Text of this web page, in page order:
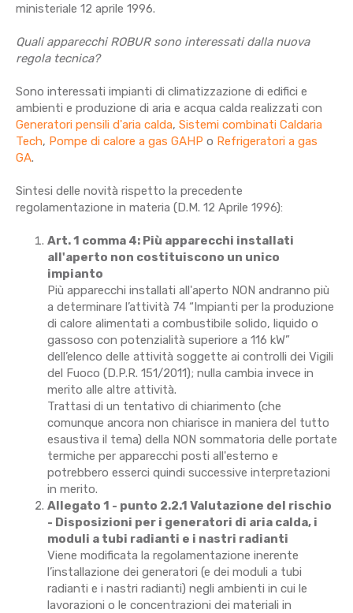
ministeriale 12 aprile 1996.
Quali apparecchi ROBUR sono interessati dalla nuova
regola tecnica?
Sono interessati impianti di climatizzazione di edifici e
ambienti e produzione di aria e acqua calda realizzati con
Generatori pensili d'aria calda, Sistemi combinati Caldaria
Tech, Pompe di calore a gas GAHP o Refrigeratori a gas
GA.
Sintesi delle novità rispetto la precedente
regolamentazione in materia (D.M. 12 Aprile 1996):
Art. 1 comma 4: Più apparecchi installati
all'aperto non costituiscono un unico
impianto
Più apparecchi installati all'aperto NON andranno più
a determinare l’attività 74 “Impianti per la produzione
di calore alimentati a combustibile solido, liquido o
gassoso con potenzialità superiore a 116 kW”
dell’elenco delle attività soggette ai controlli dei Vigili
del Fuoco (D.P.R. 151/2011); nulla cambia invece in
merito alle altre attività.
Trattasi di un tentativo di chiarimento (che
comunque ancora non chiarisce in maniera del tutto
esaustiva il tema) della NON sommatoria delle portate
termiche per apparecchi posti all'esterno e
potrebbero esserci quindi successive interpretazioni
in merito.
Allegato 1 - punto 2.2.1 Valutazione del rischio
- Disposizioni per i generatori di aria calda, i
moduli a tubi radianti e i nastri radianti
Viene modificata la regolamentazione inerente
l’installazione dei generatori (e dei moduli a tubi
radianti e i nastri radianti) negli ambienti in cui le
lavorazioni o le concentrazioni dei materiali in